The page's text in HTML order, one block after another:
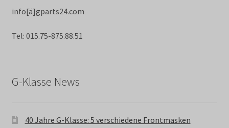
info[ä]gparts24.com
Tel: 015.75-875.88.51
G-Klasse News
40 Jahre G-Klasse: 5 verschiedene Frontmasken